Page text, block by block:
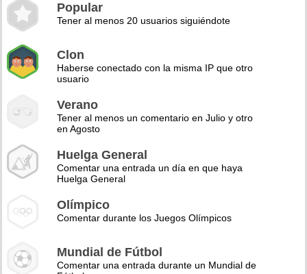
Popular
Tener al menos 20 usuarios siguiéndote
Clon
Haberse conectado con la misma IP que otro
usuario
Verano
Tener al menos un comentario en Julio y otro
en Agosto
Huelga General
Comentar una entrada un día en que haya
Huelga General
Olímpico
Comentar durante los Juegos Olímpicos
Mundial de Fútbol
Comentar una entrada durante un Mundial de